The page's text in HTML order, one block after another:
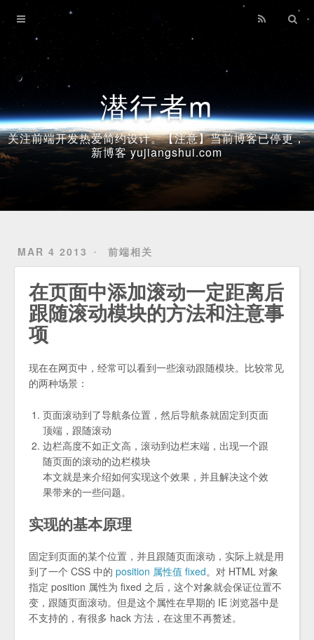
潜行者m
关注前端开发热爱简约设计。【注意】当前博客已停更，
新博客 yujiangshui.com
MAR 4 2013 前端相关
在页面中添加滚动一定距离后
跟随滚动模块的方法和注意事
项
现在在网页中，经常可以看到一些滚动跟随模块。比较常见
的两种场景：
页面滚动到了导航条位置，然后导航条就固定到页面
顶端，跟随滚动
边栏高度不如正文高，滚动到边栏末端，出现一个跟
随页面的滚动的边栏模块
本文就是来介绍如何实现这个效果，并且解决这个效
果带来的一些问题。
实现的基本原理
固定到页面的某个位置，并且跟随页面滚动，实际上就是用
到了一个 CSS 中的 position 属性值 fixed。对 HTML 对象
指定 position 属性为 fixed 之后，这个对象就会保证位置不
变，跟随页面滚动。但是这个属性在早期的 IE 浏览器中是
不支持的，有很多 hack 方法，在这里不再赘述。
Home